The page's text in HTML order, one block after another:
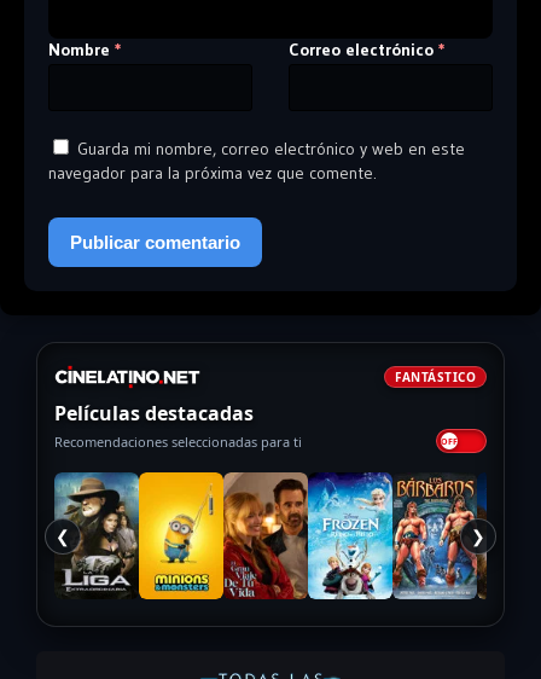
Nombre * Correo electrónico *
Guarda mi nombre, correo electrónico y web en este
navegador para la próxima vez que comente.
FANTÁSTICO
Películas destacadas
Recomendaciones seleccionadas para ti
❮ ❯